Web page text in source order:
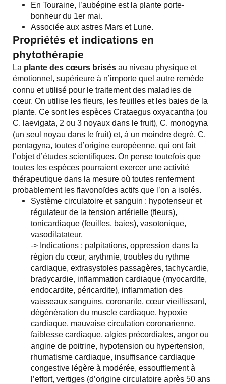
En Touraine, l’aubépine est la plante porte-
bonheur du 1er mai.
Associée aux astres Mars et Lune.
Propriétés et indications en
phytothérapie
La plante des cœurs brisés au niveau physique et
émotionnel, supérieure à n’importe quel autre remède
connu et utilisé pour le traitement des maladies de
cœur. On utilise les fleurs, les feuilles et les baies de la
plante. Ce sont les espèces Crataegus oxyacantha (ou
C. laevigata, 2 ou 3 noyaux dans le fruit), C. monogyna
(un seul noyau dans le fruit) et, à un moindre degré, C.
pentagyna, toutes d’origine européenne, qui ont fait
l’objet d’études scientifiques. On pense toutefois que
toutes les espèces pourraient exercer une activité
thérapeutique dans la mesure où toutes renferment
probablement les flavonoïdes actifs que l’on a isolés.
Système circulatoire et sanguin : hypotenseur et
régulateur de la tension artérielle (fleurs),
tonicardiaque (feuilles, baies), vasotonique,
vasodilatateur.
-> Indications : palpitations, oppression dans la
région du cœur, arythmie, troubles du rythme
cardiaque, extrasystoles passagères, tachycardie,
bradycardie, inflammation cardiaque (myocardite,
endocardite, péricardite), inflammation des
vaisseaux sanguins, coronarite, cœur vieillissant,
dégénération du muscle cardiaque, hypoxie
cardiaque, mauvaise circulation coronarienne,
faiblesse cardiaque, algies précordiales, angor ou
angine de poitrine, hypotension ou hypertension,
rhumatisme cardiaque, insuffisance cardiaque
congestive légère à modérée, essoufflement à
l’effort, vertiges (d’origine circulatoire après 50 ans